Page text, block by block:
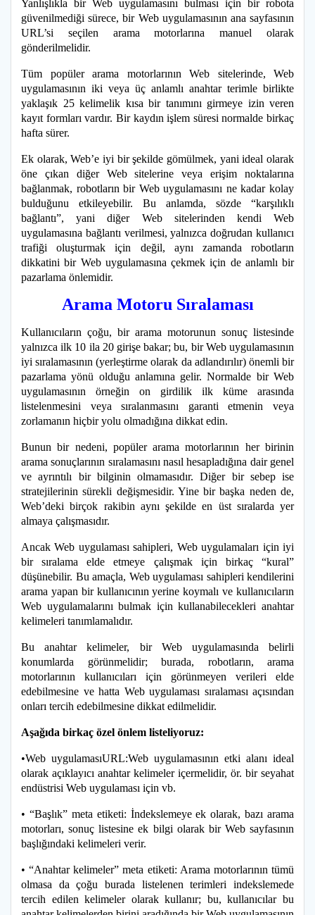
Yanlışlıkla bir Web uygulamasını bulması için bir robota
güvenilmediği sürece, bir Web uygulamasının ana sayfasının
URL’si seçilen arama motorlarına manuel olarak
gönderilmelidir.
Tüm popüler arama motorlarının Web sitelerinde, Web
uygulamasının iki veya üç anlamlı anahtar terimle birlikte
yaklaşık 25 kelimelik kısa bir tanımını girmeye izin veren
kayıt formları vardır. Bir kaydın işlem süresi normalde birkaç
hafta sürer.
Ek olarak, Web’e iyi bir şekilde gömülmek, yani ideal olarak
öne çıkan diğer Web sitelerine veya erişim noktalarına
bağlanmak, robotların bir Web uygulamasını ne kadar kolay
bulduğunu etkileyebilir. Bu anlamda, sözde “karşılıklı
bağlantı”, yani diğer Web sitelerinden kendi Web
uygulamasına bağlantı verilmesi, yalnızca doğrudan kullanıcı
trafiği oluşturmak için değil, aynı zamanda robotların
dikkatini bir Web uygulamasına çekmek için de anlamlı bir
pazarlama önlemidir.
Arama Motoru Sıralaması
Kullanıcıların çoğu, bir arama motorunun sonuç listesinde
yalnızca ilk 10 ila 20 girişe bakar; bu, bir Web uygulamasının
iyi sıralamasının (yerleştirme olarak da adlandırılır) önemli bir
pazarlama yönü olduğu anlamına gelir. Normalde bir Web
uygulamasının örneğin on girdilik ilk küme arasında
listelenmesini veya sıralanmasını garanti etmenin veya
zorlamanın hiçbir yolu olmadığına dikkat edin.
Bunun bir nedeni, popüler arama motorlarının her birinin
arama sonuçlarının sıralamasını nasıl hesapladığına dair genel
ve ayrıntılı bir bilginin olmamasıdır. Diğer bir sebep ise
stratejilerinin sürekli değişmesidir. Yine bir başka neden de,
Web’deki birçok rakibin aynı şekilde en üst sıralarda yer
almaya çalışmasıdır.
Ancak Web uygulaması sahipleri, Web uygulamaları için iyi
bir sıralama elde etmeye çalışmak için birkaç “kural”
düşünebilir. Bu amaçla, Web uygulaması sahipleri kendilerini
arama yapan bir kullanıcının yerine koymalı ve kullanıcıların
Web uygulamalarını bulmak için kullanabilecekleri anahtar
kelimeleri tanımlamalıdır.
Bu anahtar kelimeler, bir Web uygulamasında belirli
konumlarda görünmelidir; burada, robotların, arama
motorlarının kullanıcıları için görünmeyen verileri elde
edebilmesine ve hatta Web uygulaması sıralaması açısından
onları tercih edebilmesine dikkat edilmelidir.
Aşağıda birkaç özel önlem listeliyoruz:
•Web uygulamasıURL:Web uygulamasının etki alanı ideal
olarak açıklayıcı anahtar kelimeler içermelidir, ör. bir seyahat
endüstrisi Web uygulaması için vb.
• “Başlık” meta etiketi: İndekslemeye ek olarak, bazı arama
motorları, sonuç listesine ek bilgi olarak bir Web sayfasının
başlığındaki kelimeleri verir.
• “Anahtar kelimeler” meta etiketi: Arama motorlarının tümü
olmasa da çoğu burada listelenen terimleri indekslemede
tercih edilen kelimeler olarak kullanır; bu, kullanıcılar bu